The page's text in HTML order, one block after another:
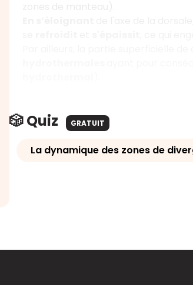
🎲 Quiz GRATUIT
La dynamique des zones de